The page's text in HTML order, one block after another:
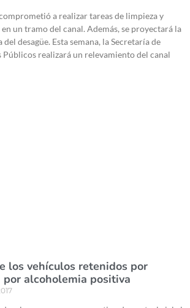
a realizar tareas de limpieza y
un tramo del canal. Además, se proyectará la
desagüe. Esta semana, la Secretaría de
realizará un relevamiento del canal
los vehículos retenidos por
alcoholemia positiva